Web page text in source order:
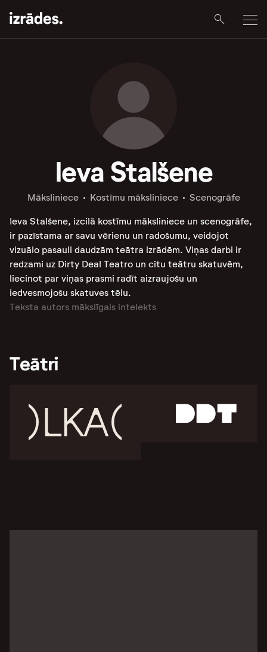
Ieva Stalšene
Māksliniece Kostīmu māksliniece Scenogrāfe
Ieva Stalšene, izcilā kostīmu māksliniece un scenogrāfe,
ir pazīstama ar savu vērienu un radošumu, veidojot
vizuālo pasauli daudzām teātra izrādēm. Viņas darbi ir
redzami uz Dirty Deal Teatro un citu teātru skatuvēm,
liecinot par viņas prasmi radīt aizraujošu un
iedvesmojošu skatuves tēlu.
Teksta autors mākslīgais intelekts
Teātri